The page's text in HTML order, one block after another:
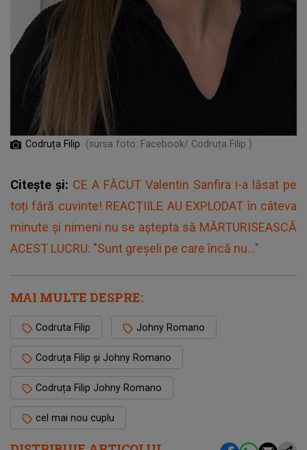
Codruța Filip (sursa foto: Facebook/ Codruța Filip )
Citește și: CE A FĂCUT Valentin Sanfira i-a lăsat pe
toți fără cuvinte! REACȚIILE AU EXPLODAT în câteva
minute şi nimeni nu se aştepta să MĂRTURISEASCĂ
ACEST LUCRU: "Sunt greşeli pe care încă nu..."
MAI MULTE DESPRE:
Codruta Filip Johny Romano
Codruța Filip și Johny Romano
Codruța Filip Johny Romano
cel mai nou cuplu